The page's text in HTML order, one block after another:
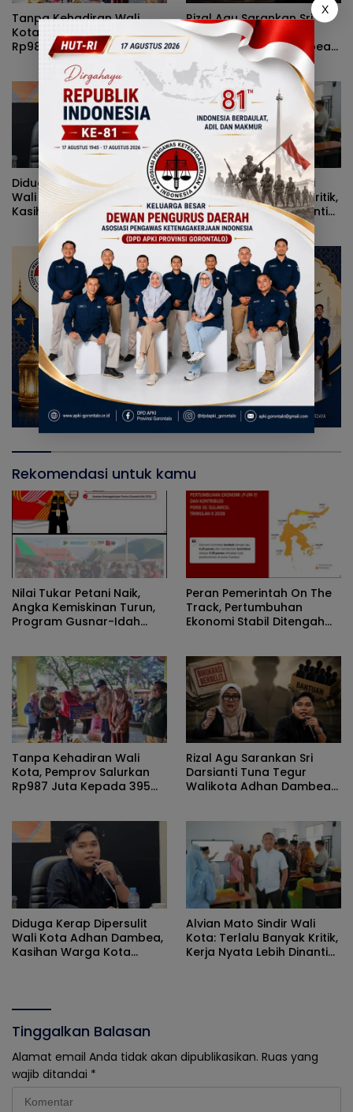
Tanpa Kehadiran Wali
Kota, Pemprov Salurkan
Rp987 Juta Kepada 395
Pelaku UMKM Kota
Gorontalo
Rizal Agu Sarankan Sri
Darsianti Tuna Tegur
Walikota Adhan Dambea
Ketimbang Dinas
Kumperindag Pemprov
Gorontalo
Diduga Kerap Dipersulit
Wali Kota Adhan Dambea,
Kasihan Warga Kota
Gorontalo Jarang Dapat
Bantuan Pemprov
Alvian Mato Sindir Wali
Kota: Terlalu Banyak Kritik,
Kerja Nyata Lebih Dinanti
Masyarakat
Rekomendasi untuk kamu
Nilai Tukar Petani Naik,
Angka Kemiskinan Turun,
Program Gusnar-Idah
Peran Pemerintah On The
Track, Pertumbuhan
Ekonomi Stabil Ditengah
Tanpa Kehadiran Wali
Kota, Pemprov Salurkan
Rp987 Juta Kepada 395
Rizal Agu Sarankan Sri
Darsianti Tuna Tegur
Walikota Adhan Dambea
Diduga Kerap Dipersulit
Wali Kota Adhan Dambea,
Kasihan Warga Kota
Alvian Mato Sindir Wali
Kota: Terlalu Banyak Kritik,
Kerja Nyata Lebih Dinanti
Tinggalkan Balasan
Alamat email Anda tidak akan dipublikasikan. Ruas yang
wajib ditandai *
X